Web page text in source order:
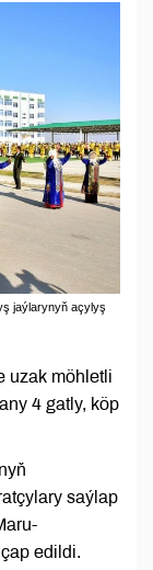
jaýlarynyň açylyş
uzak möhletli
4 gatly, köp
saýlap
edildi.